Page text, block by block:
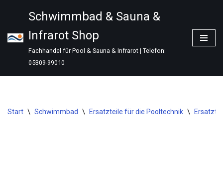
Inhalt
springen
Schwimmbad & Sauna &
Infrarot Shop
Fachhandel für Pool & Sauna & Infrarot | Telefon:
05309-99010
Start \ Schwimmbad \ Ersatzteile für die Pooltechnik \